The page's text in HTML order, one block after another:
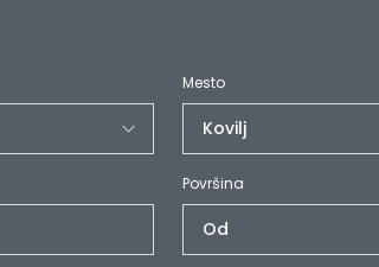
Mesto
Površina